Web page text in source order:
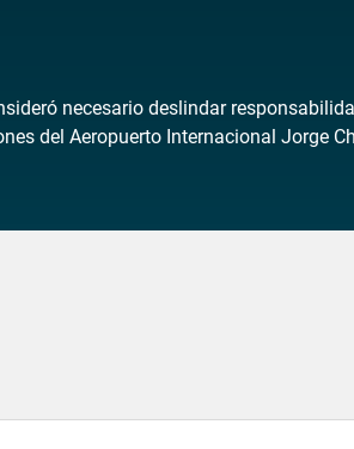
necesario deslindar
del Aeropuerto Internacional Jorge